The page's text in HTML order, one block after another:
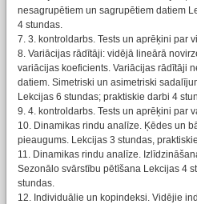
nesagrupētiem un sagrupētiem datiem
4 stundas.
7. 3. kontroldarbs. Tests un aprēķini par
8. Variācijas rādītāji: vidējā lineārā
variācijas koeficients. Variācijas rādītāji
datiem. Simetriski un asimetriski
Lekcijas 6 stundas; praktiskie darbi 4
9. 4. kontroldarbs. Tests un aprēķini par
10. Dinamikas rindu analīze. Ķēdes un
pieaugums. Lekcijas 3 stundas,
11. Dinamikas rindu analīze.
Sezonālo svārstību pētīšana Lekcijas 4
stundas.
12. Individuālie un kopindeksi. Vidējie